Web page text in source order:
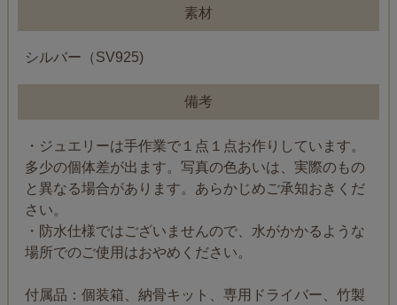
素材
シルバー（SV925)
備考
・ジュエリーは手作業で１点１点お作りしています。
多少の個体差が出ます。写真の色あいは、実際のもの
と異なる場合があります。あらかじめご承知おきくだ
さい。
・防水仕様ではございませんので、水がかかるような
場所でのご使用はおやめください。
付属品：個装箱、納骨キット、専用ドライバー、竹製